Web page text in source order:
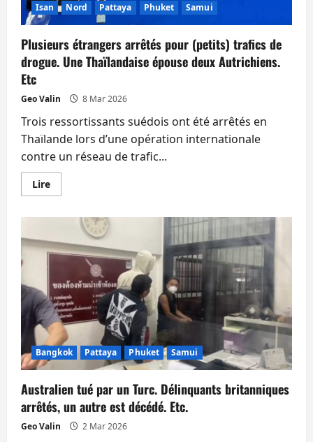
Isan Nord Pattaya Phuket Samui
Plusieurs étrangers arrêtés pour (petits) trafics de
drogue. Une Thaïlandaise épouse deux Autrichiens.
Etc
Geo Valin 8 Mar 2026
Trois ressortissants suédois ont été arrêtés en
Thaïlande lors d’une opération internationale
contre un réseau de trafic...
LireEn
savoir
Plusieurs
étrangers
arrêtés
pour
(petits)
de
drogue.
Une
Thaïlandaise
épouse
deux
Autrichiens.
Etc
Bangkok Pattaya Phuket Samui
Australien tué par un Turc. Délinquants britanniques
arrêtés, un autre est décédé. Etc.
Geo Valin 2 Mar 2026